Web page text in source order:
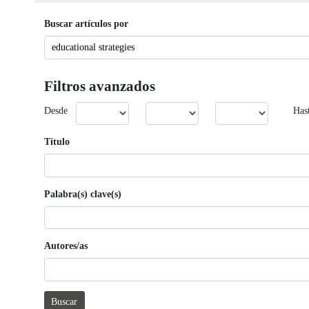
Buscar artículos por
Filtros avanzados
Desde
Título
Palabra(s) clave(s)
Autores/as
Buscar